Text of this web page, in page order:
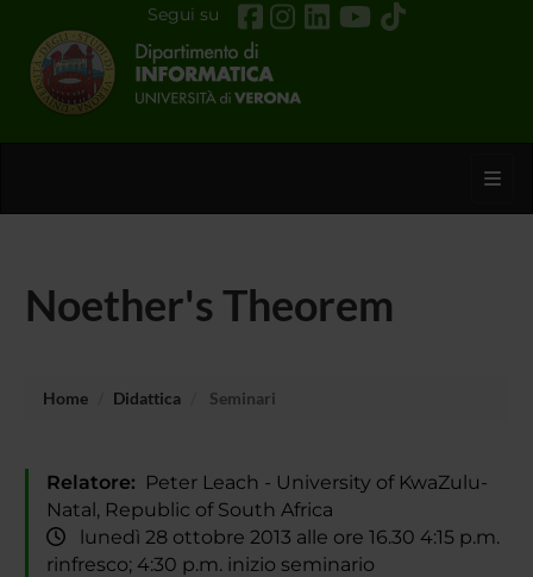
Segui su
Noether's Theorem
Home Didattica Seminari
Relatore: Peter Leach - University of KwaZulu-
Natal, Republic of South Africa
lunedì 28 ottobre 2013 alle ore 16.30 4:15 p.m.
rinfresco; 4:30 p.m. inizio seminario